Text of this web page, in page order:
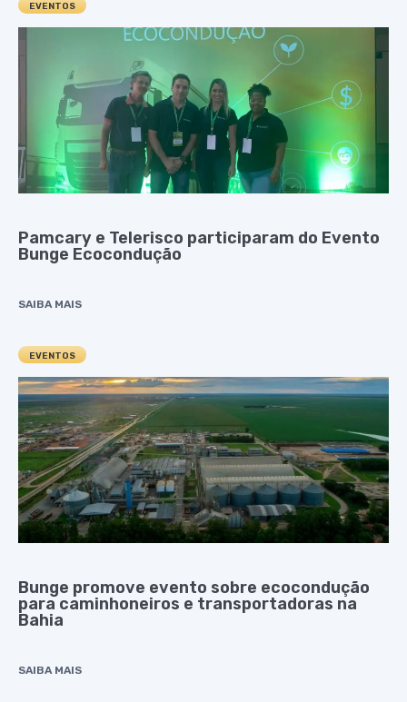
EVENTOS
Pamcary e Telerisco participaram do Evento
Bunge Ecocondução
SAIBA MAIS
EVENTOS
Bunge promove evento sobre ecocondução
para caminhoneiros e transportadoras na
Bahia
SAIBA MAIS